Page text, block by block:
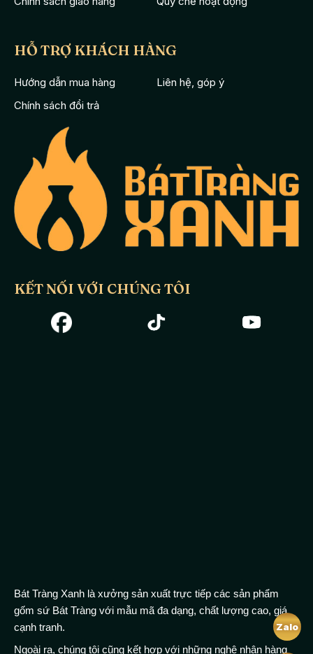
Zalo
HỖ TRỢ KHÁCH HÀNG
Hướng dẫn mua hàng
Liên hệ, góp ý
Chính sách đổi trả
KẾT NỐI VỚI CHÚNG TÔI
Bát Tràng Xanh là xưởng sản xuất trực tiếp các sản phẩm
gốm sứ Bát Tràng với mẫu mã đa dạng, chất lượng cao, giá
cạnh tranh.
Ngoài ra, chúng tôi cũng kết hợp với những nghệ nhân hàng